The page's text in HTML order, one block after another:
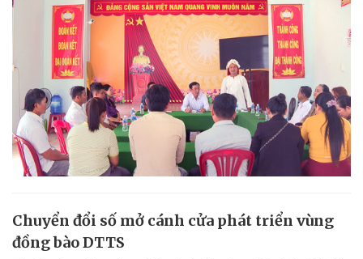
Chuyển đổi số mở cánh cửa phát triển vùng
đồng bào DTTS